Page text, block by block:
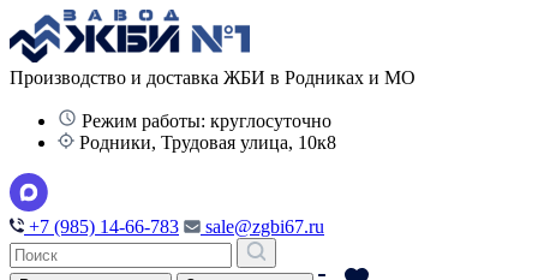
Производство и доставка ЖБИ в Родниках и МО
Режим работы: круглосуточно
Родники, Трудовая улица, 10к8
+7 (985) 14-66-783 sale@zgbi67.ru